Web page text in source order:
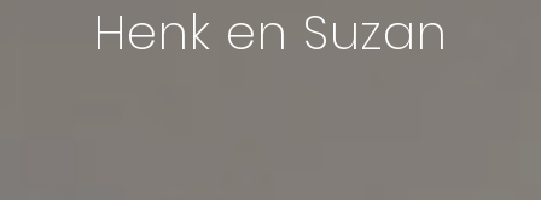
Henk en Suzan